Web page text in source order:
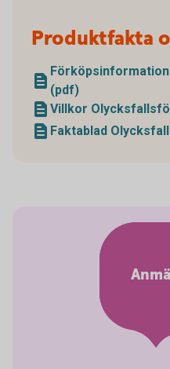
Produktfakta
(pdf)
Villkor
Faktablad